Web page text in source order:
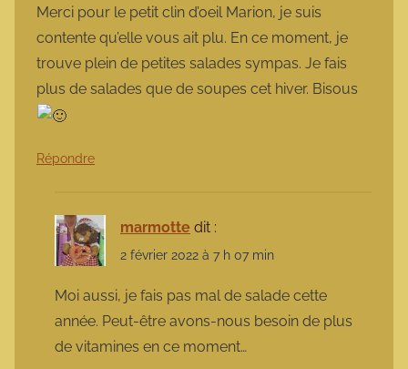
Merci pour le petit clin d’oeil Marion, je suis
contente qu’elle vous ait plu. En ce moment, je
trouve plein de petites salades sympas. Je fais
plus de salades que de soupes cet hiver. Bisous
Répondre
marmotte dit :
2 février 2022 à 7 h 07 min
Moi aussi, je fais pas mal de salade cette
année. Peut-être avons-nous besoin de plus
de vitamines en ce moment…